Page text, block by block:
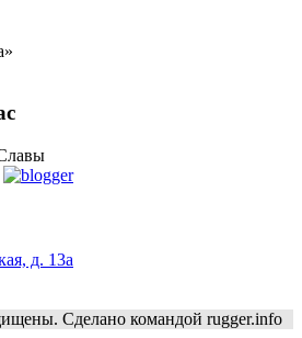
д. 13a
Сделано командой rugger.info